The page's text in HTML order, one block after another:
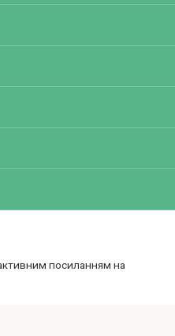
посиланням на